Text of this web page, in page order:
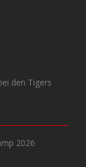
den Tigers
2026